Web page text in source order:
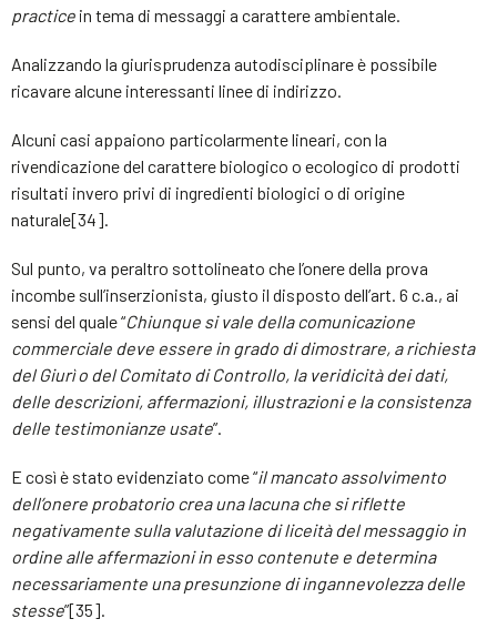
practice in tema di messaggi a carattere ambientale.
Analizzando la giurisprudenza autodisciplinare è possibile
ricavare alcune interessanti linee di indirizzo.
Alcuni casi appaiono particolarmente lineari, con la
rivendicazione del carattere biologico o ecologico di prodotti
risultati invero privi di ingredienti biologici o di origine
naturale[34].
Sul punto, va peraltro sottolineato che l’onere della prova
incombe sull’inserzionista, giusto il disposto dell’art. 6 c.a., ai
sensi del quale “Chiunque si vale della comunicazione
commerciale deve essere in grado di dimostrare, a richiesta
del Giurì o del Comitato di Controllo, la veridicità dei dati,
delle descrizioni, affermazioni, illustrazioni e la consistenza
delle testimonianze usate”.
E così è stato evidenziato come “il mancato assolvimento
dell’onere probatorio crea una lacuna che si riflette
negativamente sulla valutazione di liceità del messaggio in
ordine alle affermazioni in esso contenute e determina
necessariamente una presunzione di ingannevolezza delle
stesse”[35].